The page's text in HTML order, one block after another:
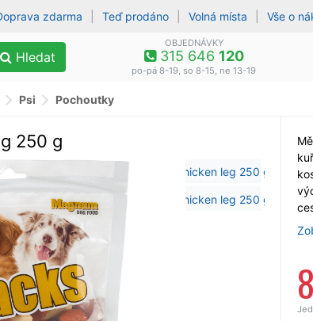
zdarma Teď prodáno Volná místa Vše o
Hledat
OBJEDNÁVKY
315 646 120
po-pá 8-19, so 8-15, ne 13-19
Psi Pochoutky
250 g